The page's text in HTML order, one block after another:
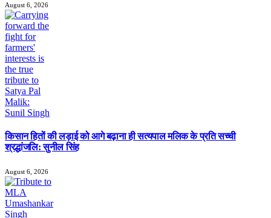
August 6, 2026
किसान हितों की लड़ाई को आगे बढ़ाना ही सत्यपाल मलिक के प्रति सच्ची
श्रद्धांजलि: सुनील सिंह
August 6, 2026